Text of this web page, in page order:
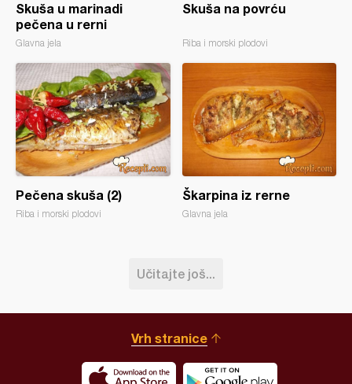
Skuša u marinadi
pečena u rerni
Glavna jela
Skuša na povrću
Riba i morski plodovi
Pečena skuša (2)
Riba i morski plodovi
Škarpina iz rerne
Glavna jela
Učitajte još...
Vrh stranice